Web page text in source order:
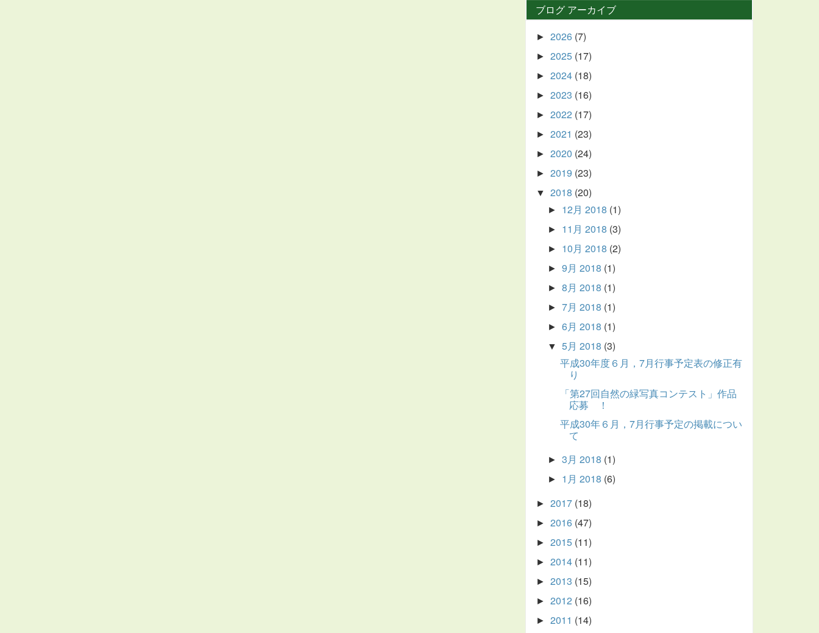
ブログ アーカイブ
► 2026 (7)
► 2025 (17)
► 2024 (18)
► 2023 (16)
► 2022 (17)
► 2021 (23)
► 2020 (24)
► 2019 (23)
▼ 2018 (20)
► 12月 2018 (1)
► 11月 2018 (3)
► 10月 2018 (2)
► 9月 2018 (1)
► 8月 2018 (1)
► 7月 2018 (1)
► 6月 2018 (1)
▼ 5月 2018 (3)
平成30年度６月，7月行事予定表の修正有
り
「第27回自然の緑写真コンテスト」作品
応募 ！
平成30年６月，7月行事予定の掲載につい
て
► 3月 2018 (1)
► 1月 2018 (6)
► 2017 (18)
► 2016 (47)
► 2015 (11)
► 2014 (11)
► 2013 (15)
► 2012 (16)
► 2011 (14)